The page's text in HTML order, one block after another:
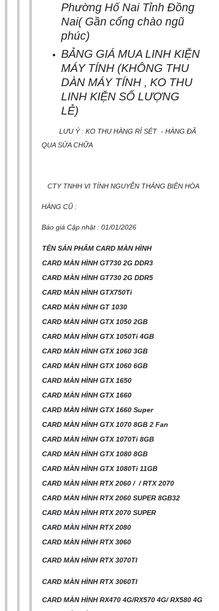
Phường Hố Nai Tỉnh Đồng
Nai( Gần cổng chào ngũ
phúc)
BẢNG GIÁ MUA LINH KIỆN
MÁY TÍNH (KHÔNG THU
DÀN MÁY TÍNH , KO THU
LINH KIỆN SỐ LƯỢNG
LẺ)
LƯU Ý : KO THU HÀNG RỈ SÉT - HÀNG ĐÃ
QUA SỬA CHỮA
CTY TNHH VI TÍNH NGUYỄN THẮNG BIÊN HÒA
HÀNG CŨ :
Báo giá Cập nhật : 01/01/2026
TÊN SẢN PHẨM CARD MÀN HÌNH
CARD MÀN HÌNH GT730 2G DDR3
CARD MÀN HÌNH GT730 2G DDR5
CARD MÀN HÌNH GTX750Ti
CARD MÀN HÌNH GT 1030
CARD MÀN HÌNH GTX 1050 2GB
CARD MÀN HÌNH GTX 1050Ti 4GB
CARD MÀN HÌNH GTX 1060 3GB
CARD MÀN HÌNH GTX 1060 6GB
CARD MÀN HÌNH GTX 1650
CARD MÀN HÌNH GTX 1660
CARD MÀN HÌNH GTX 1660 Super
CARD MÀN HÌNH GTX 1070 8GB 2 Fan
CARD MÀN HÌNH GTX 1070Ti 8GB
CARD MÀN HÌNH GTX 1080 8GB
CARD MÀN HÌNH GTX 1080Ti 11GB
CARD MÀN HÌNH RTX 2060 / / RTX 2070
CARD MÀN HÌNH RTX 2060 SUPER 8GB32
CARD MÀN HÌNH RTX 2070 SUPER
CARD MÀN HÌNH RTX 2080
CARD MÀN HÌNH RTX 3060
CARD MÀN HÌNH RTX 3070TI
CARD MÀN HÌNH RTX 3060TI
CARD MÀN HÌNH RX470 4G/RX570 4G/ RX580 4G